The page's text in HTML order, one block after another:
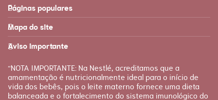
Páginas populares
Feito para você Materna
FAQ
Fale conosco
Mapa do site
Produtos
Loja Nestlé FamilyNes
Produtos Materna
Recursos
Etapas
Gravidez
Aviso importante
“NOTA IMPORTANTE: Na Nestlé, acreditamos que a
amamentação é nutricionalmente ideal para o início de
vida dos bebês, pois o leite materno fornece uma dieta
balanceada e o fortalecimento do sistema imunológico do